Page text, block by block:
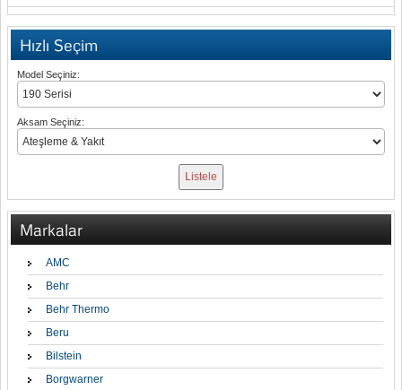
Hızlı Seçim
Model Seçiniz:
Aksam Seçiniz:
Markalar
AMC
Behr
Behr Thermo
Beru
Bilstein
Borgwarner